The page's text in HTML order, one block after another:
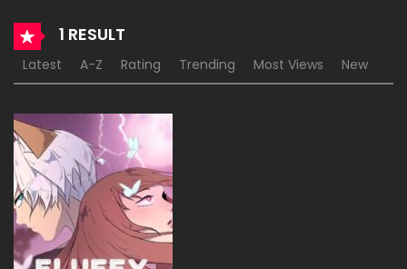
1 RESULT
Latest A-Z Rating Trending Most Views New